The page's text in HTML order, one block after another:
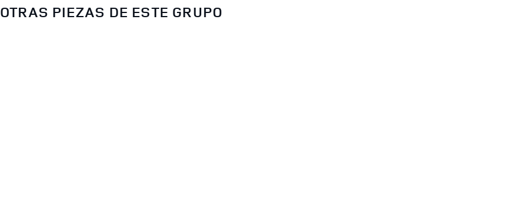
OTRAS PIEZAS DE ESTE GRUPO